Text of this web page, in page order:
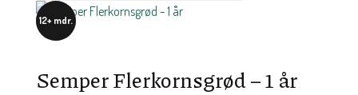
12+ mdr.
Semper Flerkornsgrød – 1 år